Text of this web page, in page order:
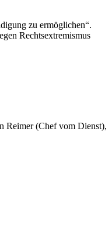
zu ermöglichen“.
Rechtsextremismus
Reimer (Chef vom Dienst),